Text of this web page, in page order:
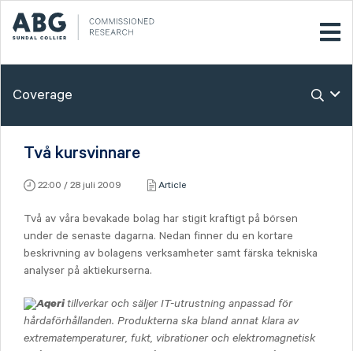
Coverage
Två kursvinnare
22:00 / 28 juli 2009 Article
Två av våra bevakade bolag har stigit kraftigt på börsen
under de senaste dagarna. Nedan finner du en kortare
beskrivning av bolagens verksamheter samt färska tekniska
analyser på aktiekurserna.
Aqeritillverkar och säljer IT-utrustning anpassad för
hårdaförhållanden. Produkterna ska bland annat klara av
extrematemperaturer, fukt, vibrationer och elektromagnetisk